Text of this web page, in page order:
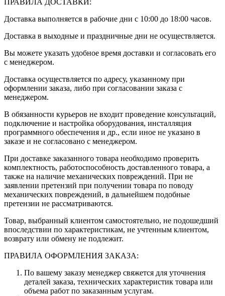
Доставка выполняется в рабочие дни с 10:00 до 18:00 часов.
Доставка в выходные и праздничные дни не осуществляется.
Вы можете указать удобное время доставки и согласовать его
с менеджером.
Доставка осуществляется по адресу, указанному при
оформлении заказа, либо при согласовании заказа с
менеджером.
В обязанности курьеров не входит проведение консультаций,
подключение и настройка оборудования, инсталляция
программного обеспечения и др., если иное не указано в
заказе и не согласовано с менеджером.
При доставке заказанного товара необходимо проверить
комплектность, работоспособность доставленного товара, а
также на наличие механических повреждений. При не
заявлении претензий при получении товара по поводу
механических повреждений, в дальнейшем подобные
претензии не рассматриваются.
Товар, выбранный клиентом самостоятельно, не подошедший
впоследствии по характеристикам, не учтенным клиентом,
возврату или обмену не подлежит.
ПРАВИЛА ОФОРМЛЕНИЯ ЗАКАЗА:
По вашему заказу менеджер свяжется для уточнения
деталей заказа, технических характеристик товара или
объема работ по заказанным услугам.